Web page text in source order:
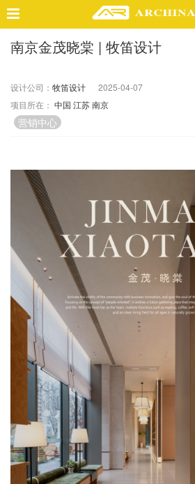
精选案例
景 观
室 内
视 频
头条资讯
业 界
机 构
人 物
地 产
快速搜索
企业招聘
企业会员
关于投稿
广告投放
关于我们
联系我们
南京金茂晓棠 | 牧笛设计
设计公司： 牧笛设计
2025-04-07
项目所在： 中国 江苏南京
营销中心